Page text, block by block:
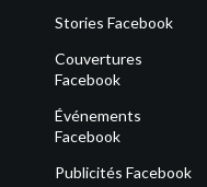
Stories Facebook
Couvertures
Facebook
Événements
Facebook
Publicités Facebook